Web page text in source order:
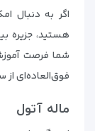
اگر به دنبال
هستید، جزیره
شما فرصت
فوق‌العاده‌ای از
ماله آتول